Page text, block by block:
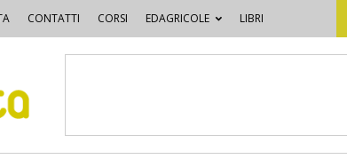
CONTATTI CORSI EDAGRICOLE LIBRI